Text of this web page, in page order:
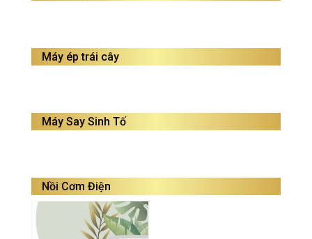
Máy ép trái cây
Máy Say Sinh Tố
Nồi Cơm Điện